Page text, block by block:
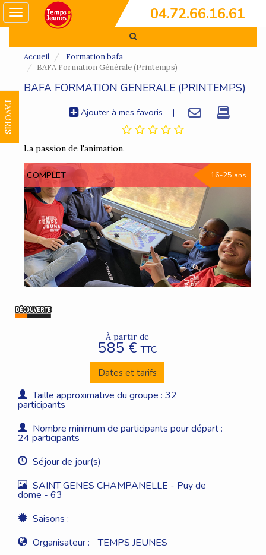
04.72.66.16.61
Toggle
navigation
FAVORIS
Accueil
Formation bafa
BAFA Formation Générale (Printemps)
BAFA FORMATION GÉNÉRALE (PRINTEMPS)
Ajouter à mes favoris |
La passion de l'animation.
COMPLET 16-25 ans
À partir de
585 €TTC
Dates et tarifs
Taille approximative du groupe : 32
participants
Nombre minimum de participants pour départ :
24 participants
Séjour de jour(s)
SAINT GENES CHAMPANELLE - Puy de
dome - 63
Saisons :
Organisateur :
TEMPS JEUNES